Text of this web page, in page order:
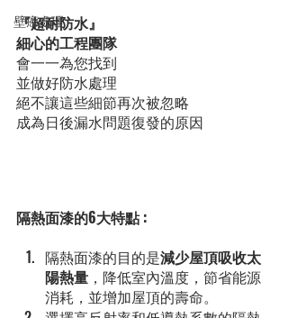
壁癌處理
『超耐防水』
細心的工程團隊
會一一為您找到
並做好防水處理
絕不讓這些細節再次被忽略
成為日後漏水問題復發的原因
隔熱面漆的6大特點 :
隔熱面漆的目的是減少屋頂吸收太
陽熱量 ，降低室內溫度，節省能源
消耗，並增加屋頂的壽命。